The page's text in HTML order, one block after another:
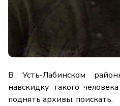
В Усть-Лабинском
навскидку такого
поднять архивы, поискать.